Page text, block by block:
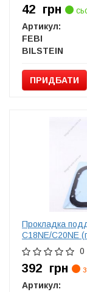
42 грн
Артикул:
FEBI
BILSTEIN
ПРИДБАТИ
Прокладка
C18NE/C20NE
0
392 грн
Артикул: